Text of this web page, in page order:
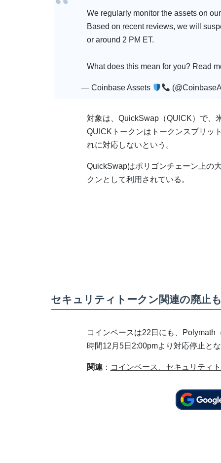
We regularly monitor the assets on
Based on recent reviews, we will
or around 2 PM ET.
What does this mean for you? Read
— Coinbase Assets
対象は、QuickSwap（QUICK）で、
QUICKトークンはトークンスプリッ
れに対応しないという。
QuickSwapはポリゴンチェーン上の
クンとして利用されている。
セキュリティトークン関連の廃止
コインベースは22日にも、Polymath
時間12月5日2:00pmより対応停止と
関連： コインベース、セキュリティ